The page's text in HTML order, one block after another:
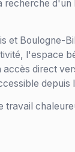
et Boulogne-
l'espace
direct
depuis
travail